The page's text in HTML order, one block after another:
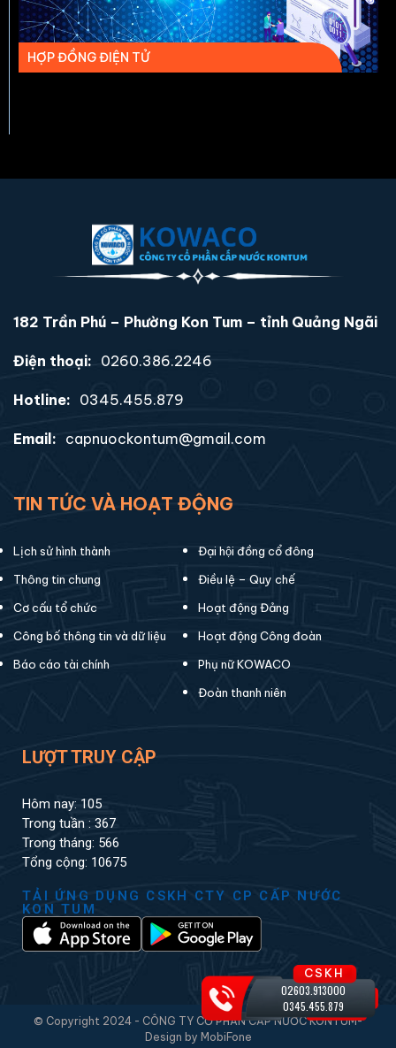
HỢP ĐỒNG ĐIỆN TỬ
182 Trần Phú – Phường Kon Tum – tỉnh Quảng Ngãi
Điện thoại: 0260.386.2246
Hotline: 0345.455.879
Email: capnuockontum@gmail.com
TIN TỨC VÀ HOẠT ĐỘNG
Lịch sử hình thành
Thông tin chung
Cơ cấu tổ chức
Công bố thông tin và dữ liệu
Báo cáo tài chính
Đại hội đồng cổ đông
Điều lệ – Quy chế
Hoạt động Đảng
Hoạt động Công đoàn
Phụ nữ KOWACO
Đoàn thanh niên
LƯỢT TRUY CẬP
Hôm nay: 105
Trong tuần : 367
Trong tháng: 566
Tổng cộng: 10675
TẢI ỨNG DỤNG CSKH CTY CP CẤP NƯỚC
KON TUM
© Copyright 2024 - CÔNG TY CỔ PHẦN CẤP NƯỚC KONTUM-
Design by MobiFone
CSKH
02603.913000
0345.455.879